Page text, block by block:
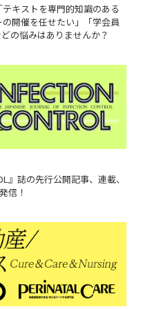
キストを専門的知識のある
開催を任せたい」「学会員
の悩みはありませんか？
』誌の先行公開記事、連載、
信！